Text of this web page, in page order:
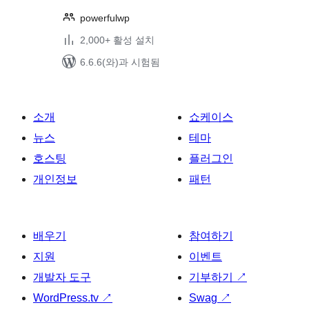
powerfulwp
2,000+ 활성 설치
6.6.6(와)과 시험됨
소개
뉴스
호스팅
개인정보
쇼케이스
테마
플러그인
패턴
배우기
지원
개발자 도구
WordPress.tv ↗
참여하기
이벤트
기부하기
↗
Swag ↗